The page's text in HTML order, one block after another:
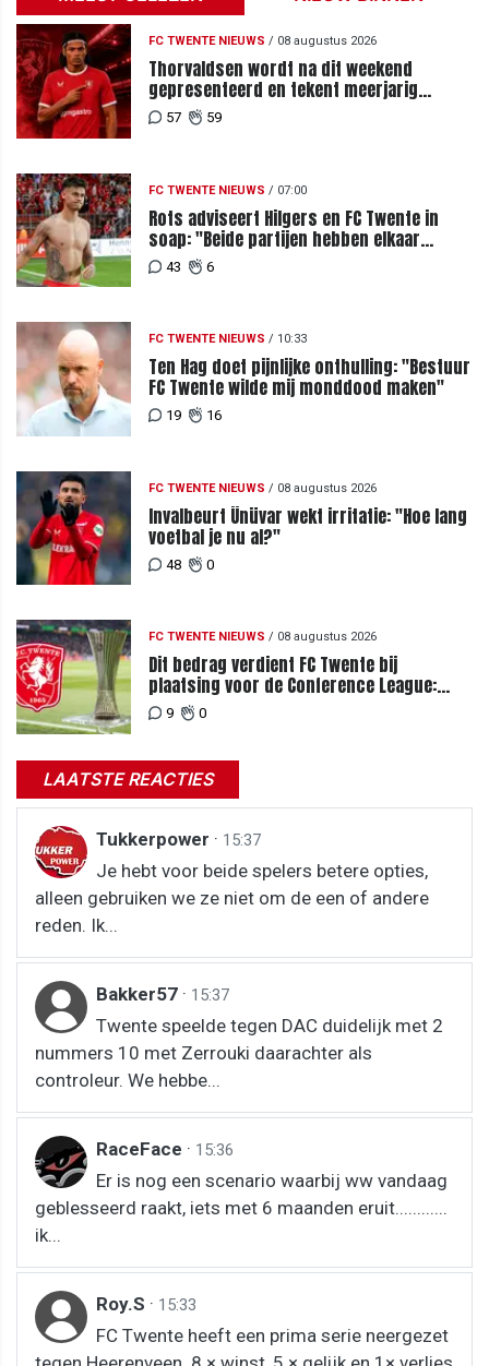
FC TWENTE NIEUWS / 08 augustus 2026
Thorvaldsen wordt na dit weekend
gepresenteerd en tekent meerjarig
contract bij FC Twente
57 59
FC TWENTE NIEUWS / 07:00
Rots adviseert Hilgers en FC Twente in
soap: "Beide partijen hebben elkaar
teleurgesteld"
43 6
FC TWENTE NIEUWS / 10:33
Ten Hag doet pijnlijke onthulling: "Bestuur
FC Twente wilde mij monddood maken"
19 16
FC TWENTE NIEUWS / 08 augustus 2026
Invalbeurt Ünüvar wekt irritatie: "Hoe lang
voetbal je nu al?"
48 0
FC TWENTE NIEUWS / 08 augustus 2026
Dit bedrag verdient FC Twente bij
plaatsing voor de Conference League:
zoveel loopt het mis bij uitschakeling
9 0
LAATSTE REACTIES
Tukkerpower · 15:37
Je hebt voor beide spelers betere opties,
alleen gebruiken we ze niet om de een of andere
reden. Ik...
Bakker57 · 15:37
Twente speelde tegen DAC duidelijk met 2
nummers 10 met Zerrouki daarachter als
controleur. We hebbe...
RaceFace · 15:36
Er is nog een scenario waarbij ww vandaag
geblesseerd raakt, iets met 6 maanden eruit............
ik...
Roy.S · 15:33
FC Twente heeft een prima serie neergezet